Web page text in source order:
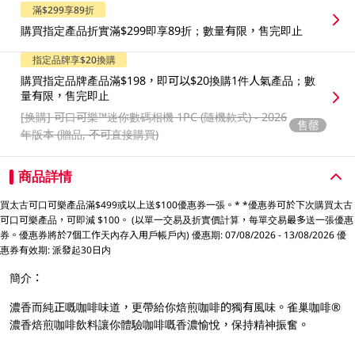
滿$299享89折
購買指定產品折實滿$299即享89折；數量有限，售完即止
指定品牌享$20換購
購買指定品牌產品滿$198，即可以$20換購1件人氣產品；數
量有限，售完即止
[换購]可口可樂™️迷你數碼相機 1PC (隨機款式) - 2026
年版本 (贈品, 不可直接購買)
售罄
商品詳情
買太古可口可樂產品滿$499或以上送$100優惠券一張。* *優惠券可於下次購買太古
可口可樂產品，可即減 $100。 (以單一交易及折實價計算，每單交易最多送一張優惠
券。優惠券將於7個工作天內存入用戶帳戶內) 優惠期: 07/08/2026 - 13/08/2026 優
惠券有效期: 派發起30日内
簡介：
濃香而純正嘅咖啡味道，更帶給你焙煎咖啡的獨有風味。雀巢咖啡®
濃香焙煎咖啡飲料讓你體驗咖啡嘅香濃愉悅，保持精神振奮。